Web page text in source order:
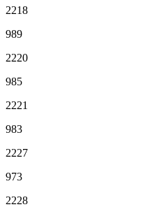
2218
989
2220
985
2221
983
2227
973
2228